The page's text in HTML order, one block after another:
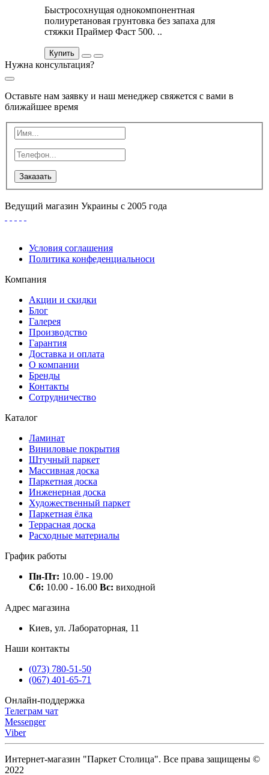
Быстросохнущая однокомпонентная
полиуретановая грунтовка без запаха для
стяжки Праймер Фаст 500. ..
Купить
Нужна консультация?
Оставьте нам заявку и наш менеджер свяжется с вами в
ближайшее время
Заказать
Ведущий магазин Украины с 2005 года
Условия соглашения
Политика конфеденциальноси
Компания
Акции и скидки
Блог
Галерея
Производство
Гарантия
Доставка и оплата
О компании
Бренды
Контакты
Сотрудничество
Каталог
Ламинат
Виниловые покрытия
Штучный паркет
Массивная доска
Паркетная доска
Инженерная доска
Художественный паркет
Паркетная ёлка
Террасная доска
Расходные материалы
График работы
Пн-Пт: 10.00 - 19.00
Сб: 10.00 - 16.00 Вс: виходной
Адрес магазина
Киев, ул. Лабораторная, 11
Наши контакты
(073) 780-51-50
(067) 401-65-71
Онлайн-поддержка
Телеграм чат
Messenger
Viber
Интернет-магазин "Паркет Столица". Все права защищены ©
2022